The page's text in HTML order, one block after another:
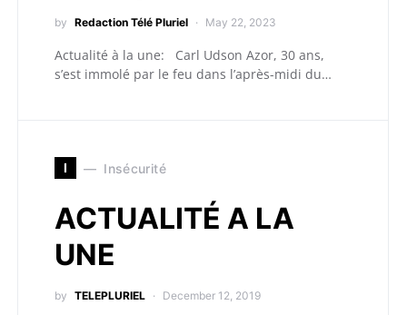
by Redaction Télé Pluriel May 22, 2023
Actualité à la une: Carl Udson Azor, 30 ans,
s’est immolé par le feu dans l’après-midi du…
I Insécurité
ACTUALITÉ A LA
UNE
by TELEPLURIEL December 12, 2019